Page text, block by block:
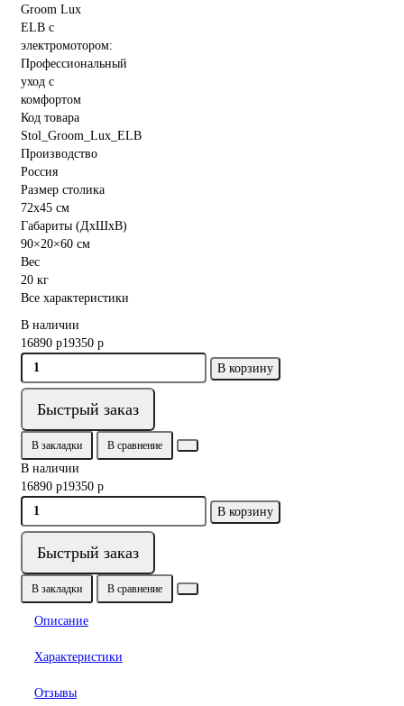
Код товара
Stol_Groom_Lux_ELB
Производство
Россия
Размер столика
72х45 см
Габариты (ДхШхВ)
90×20×60 см
Вес
20 кг
Все характеристики
В наличии
16890 р19350 р
В корзину
Быстрый заказ
В закладки В сравнение
В наличии
16890 р19350 р
В корзину
Быстрый заказ
В закладки В сравнение
Описание
Характеристики
Отзывы